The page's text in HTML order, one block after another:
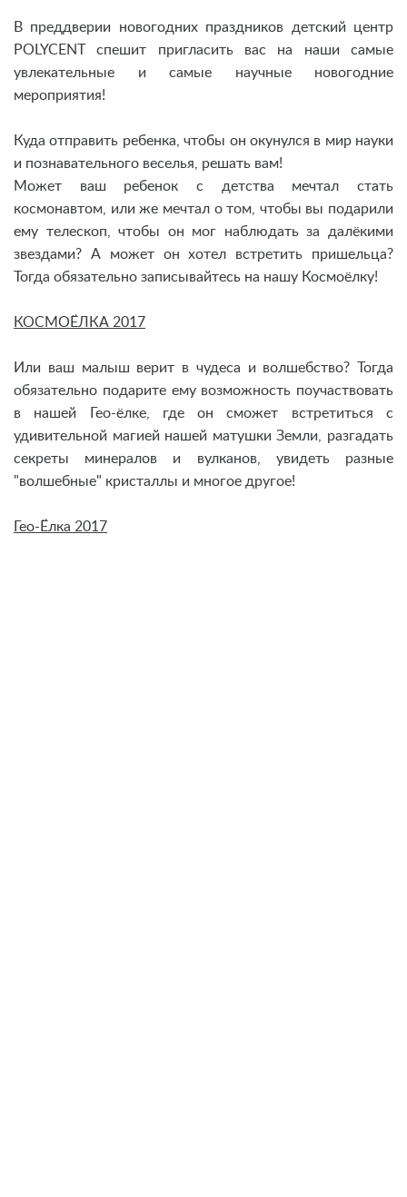
В преддверии новогодних праздников детский центр
POLYCENT спешит пригласить вас на наши самые
увлекательные и самые научные новогодние
мероприятия!
Куда отправить ребенка, чтобы он окунулся в мир науки
и познавательного веселья, решать вам!
Может ваш ребенок с детства мечтал стать
космонавтом, или же мечтал о том, чтобы вы подарили
ему телескоп, чтобы он мог наблюдать за далёкими
звездами? А может он хотел встретить пришельца?
Тогда обязательно записывайтесь на нашу Космоёлку!
КОСМОЁЛКА 2017
Или ваш малыш верит в чудеса и волшебство? Тогда
обязательно подарите ему возможность поучаствовать
в нашей Гео-ёлке, где он сможет встретиться с
удивительной магией нашей матушки Земли, разгадать
секреты минералов и вулканов, увидеть разные
"волшебные" кристаллы и многое другое!
Гео-Ёлка 2017